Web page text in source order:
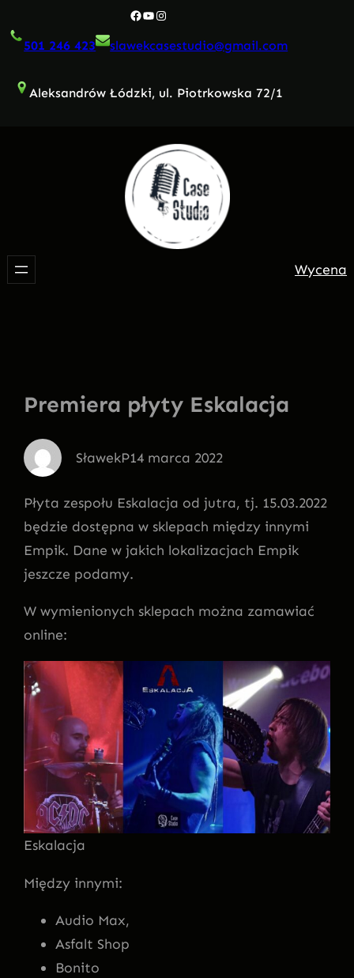
do
Facebook
YouTube
Instagram
501 246 423 slawekcasestudio@gmail.com
Aleksandrów Łódzki, ul. Piotrkowska 72/1
Wycena
Premiera płyty Eskalacja
SławekP14 marca 2022
Płyta zespołu Eskalacja od jutra, tj. 15.03.2022
będzie dostępna w sklepach między innymi
Empik. Dane w jakich lokalizacjach Empik
jeszcze podamy.
W wymienionych sklepach można zamawiać
online:
Eskalacja
Między innymi:
Audio Max,
Asfalt Shop
Bonito